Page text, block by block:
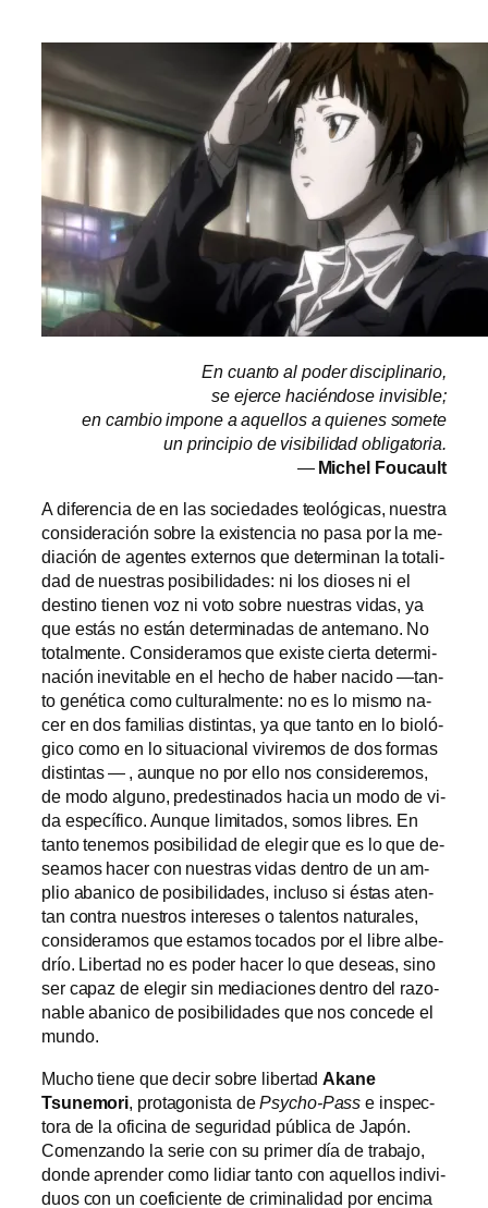
En cuan­to al po­der disciplinario,
se ejer­ce ha­cién­do­se invisible;
en cam­bio im­po­ne a aque­llos a quie­nes somete
un prin­ci­pio de vi­si­bi­li­dad obligatoria.
— Michel Foucault
A di­fe­ren­cia de en las so­cie­da­des teo­ló­gi­cas, nues­tra
con­si­de­ra­ción so­bre la exis­ten­cia no pa­sa por la me­
dia­ción de agen­tes ex­ter­nos que de­ter­mi­nan la to­ta­li­
dad de nues­tras po­si­bi­li­da­des: ni los dio­ses ni el
des­tino tie­nen voz ni vo­to so­bre nues­tras vi­das, ya
que es­tás no es­tán de­ter­mi­na­das de an­te­mano. No
to­tal­men­te. Consideramos que exis­te cier­ta de­ter­mi­
na­ción in­evi­ta­ble en el he­cho de ha­ber na­ci­do —tan­
to ge­né­ti­ca co­mo cul­tu­ral­men­te: no es lo mis­mo na­
cer en dos fa­mi­lias dis­tin­tas, ya que tan­to en lo bio­ló­
gi­co co­mo en lo si­tua­cio­nal vi­vi­re­mos de dos for­mas
dis­tin­tas — , aun­que no por ello nos con­si­de­re­mos,
de mo­do al­guno, pre­des­ti­na­dos ha­cia un mo­do de vi­
da es­pe­cí­fi­co. Aunque li­mi­ta­dos, so­mos li­bres. En
tan­to te­ne­mos po­si­bi­li­dad de ele­gir que es lo que de­
sea­mos ha­cer con nues­tras vi­das den­tro de un am­
plio aba­ni­co de po­si­bi­li­da­des, in­clu­so si és­tas aten­
tan con­tra nues­tros in­tere­ses o ta­len­tos na­tu­ra­les,
con­si­de­ra­mos que es­ta­mos to­ca­dos por el li­bre al­be­
drío. Libertad no es po­der ha­cer lo que de­seas, sino
ser ca­paz de ele­gir sin me­dia­cio­nes den­tro del ra­zo­
na­ble aba­ni­co de po­si­bi­li­da­des que nos con­ce­de el
mundo.
Mucho tie­ne que de­cir so­bre li­ber­tad Akane
Tsunemori , pro­ta­go­nis­ta de Psycho-Pass e ins­pec­
to­ra de la ofi­ci­na de se­gu­ri­dad pú­bli­ca de Japón.
Comenzando la se­rie con su pri­mer día de tra­ba­jo,
don­de apren­der co­mo li­diar tan­to con aque­llos in­di­vi­
duos con un co­efi­cien­te de cri­mi­na­li­dad por en­ci­ma